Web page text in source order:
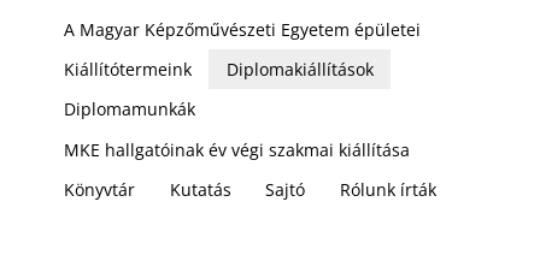
A Magyar Képzőművészeti Egyetem épületei
Kiállítótermeink
Diplomakiállítások
Diplomamunkák
MKE hallgatóinak év végi szakmai kiállítása
Könyvtár
Kutatás Sajtó Rólunk írták